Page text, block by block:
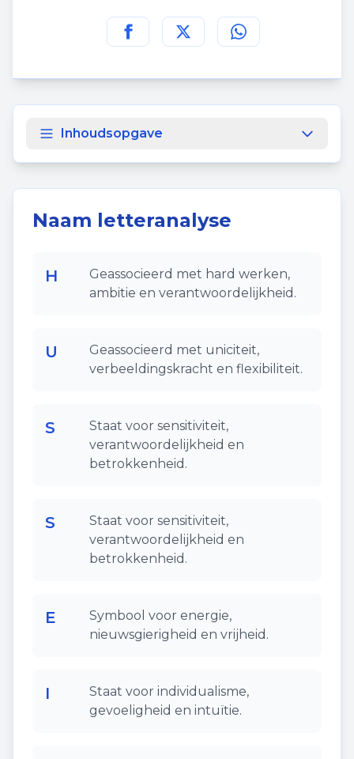
Deel deze pagina op
Deel deze pagina op
Deel deze pagina
Inhoudsopgave
Naam letteranalyse
H
Geassocieerd met hard werken,
ambitie en verantwoordelijkheid.
U
Geassocieerd met uniciteit,
verbeeldingskracht en flexibiliteit.
S
Staat voor sensitiviteit,
verantwoordelijkheid en
betrokkenheid.
S
Staat voor sensitiviteit,
verantwoordelijkheid en
betrokkenheid.
E
Symbool voor energie,
nieuwsgierigheid en vrijheid.
I
Staat voor individualisme,
gevoeligheid en intuïtie.